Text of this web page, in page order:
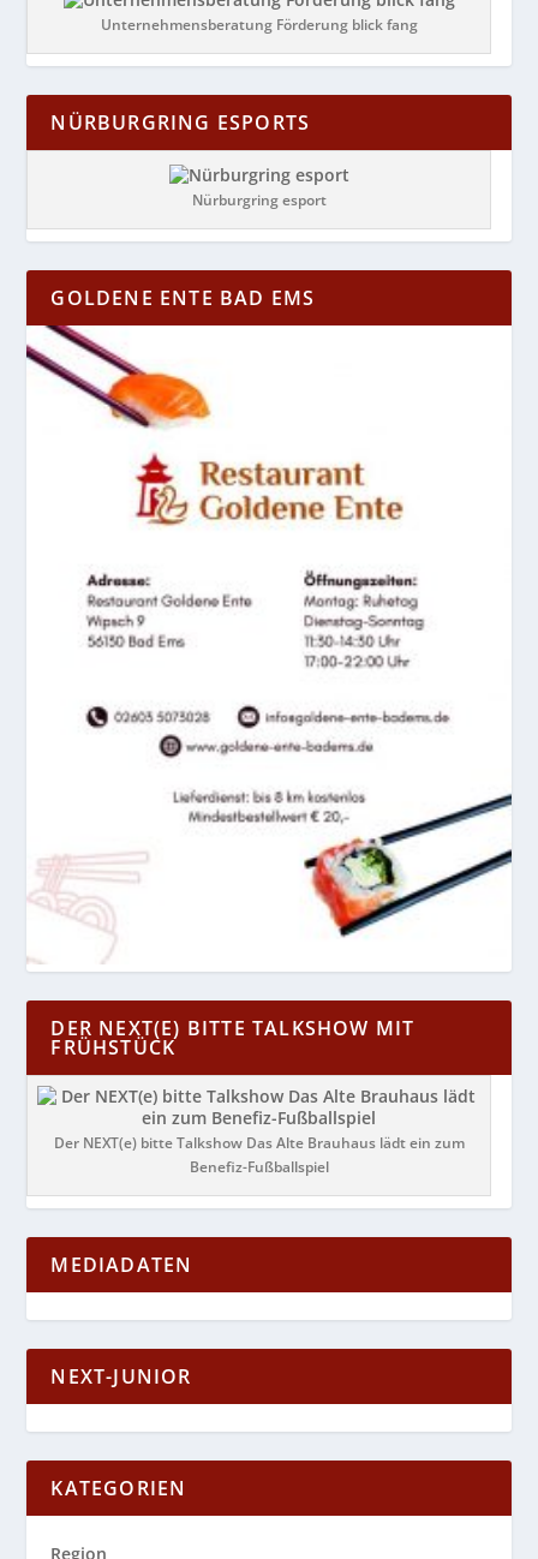
Unternehmensberatung Förderung blick fang
NÜRBURGRING ESPORTS
Nürburgring esport
GOLDENE ENTE BAD EMS
DER NEXT(E) BITTE TALKSHOW MIT
FRÜHSTÜCK
Der NEXT(e) bitte Talkshow Das Alte Brauhaus lädt ein zum
Benefiz-Fußballspiel
MEDIADATEN
NEXT-JUNIOR
KATEGORIEN
Region